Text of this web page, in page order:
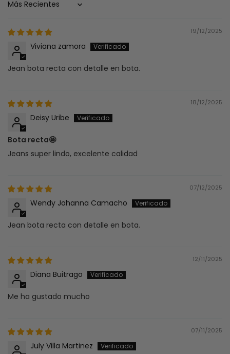
Sort by
19/12/2025
Viviana zamora
Jean bota recta con detalle en bota.
18/12/2025
Deisy Uribe
Bota recta🤩
Jeans super lindo, excelente calidad
07/12/2025
Wendy Johanna Camacho
Jean bota recta con detalle en bota.
12/11/2025
Diana Buitrago
Me ha gustado mucho
07/11/2025
July Villa Martinez